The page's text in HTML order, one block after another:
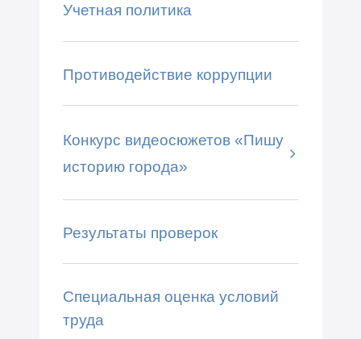
Учетная политика
Противодействие коррупции
Конкурс видеосюжетов «Пишу
историю города»
Результаты проверок
Специальная оценка условий
труда